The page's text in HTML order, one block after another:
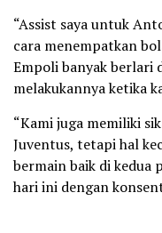
“Assist saya untuk
cara menempatkan
Empoli banyak berlari
melakukannya ketika
“Kami juga memiliki
Juventus, tetapi hal
bermain baik di kedua
hari ini dengan